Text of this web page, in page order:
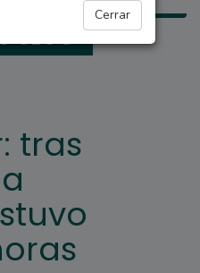
Cerrar
SECO
tras